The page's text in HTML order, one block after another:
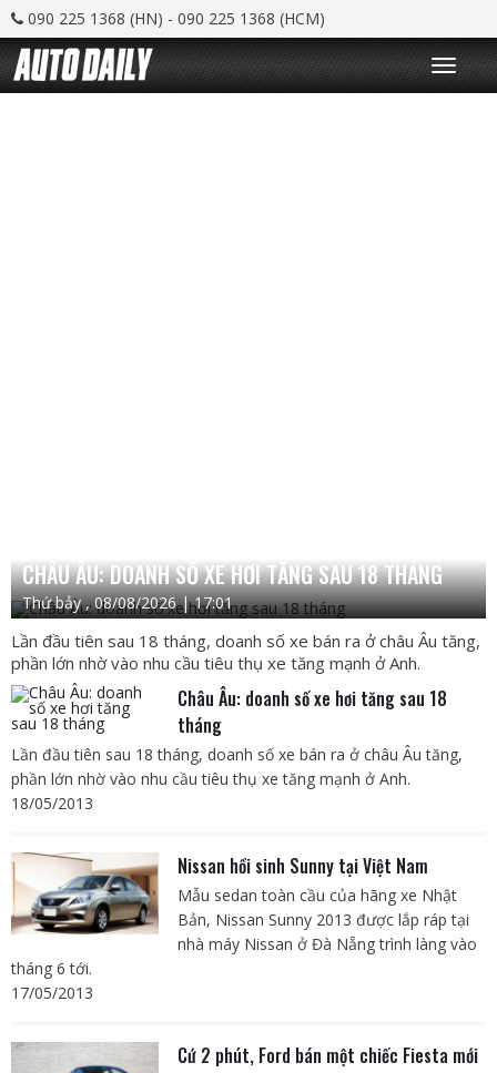
090 225 1368 (HN) - 090 225 1368 (HCM)
T
o
g
CHÂU ÂU: DOANH SỐ XE HƠI TĂNG SAU 18 THÁNG
Thứ bảy , 08/08/2026 | 17:01
Lần đầu tiên sau 18 tháng, doanh số xe bán ra ở châu Âu tăng,
phần lớn nhờ vào nhu cầu tiêu thụ xe tăng mạnh ở Anh.
Châu Âu: doanh số xe hơi tăng sau 18
tháng
Lần đầu tiên sau 18 tháng, doanh số xe bán ra ở châu Âu tăng,
phần lớn nhờ vào nhu cầu tiêu thụ xe tăng mạnh ở Anh.
18/05/2013
Nissan hồi sinh Sunny tại Việt Nam
Mẫu sedan toàn cầu của hãng xe Nhật
Bản, Nissan Sunny 2013 được lắp ráp tại
nhà máy Nissan ở Đà Nẵng trình làng vào
tháng 6 tới.
17/05/2013
Cứ 2 phút, Ford bán một chiếc Fiesta mới